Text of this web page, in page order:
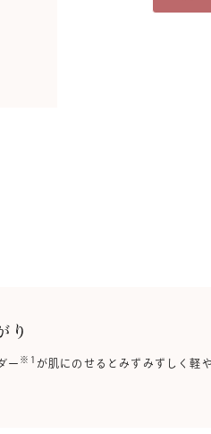
り
ー ※1 が肌にのせるとみずみずしく軽